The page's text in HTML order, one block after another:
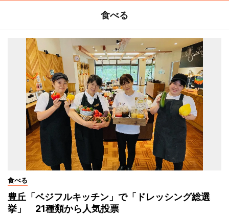
食べる
食べる
豊丘「ベジフルキッチン」で「ドレッシング総選
挙」 21種類から人気投票